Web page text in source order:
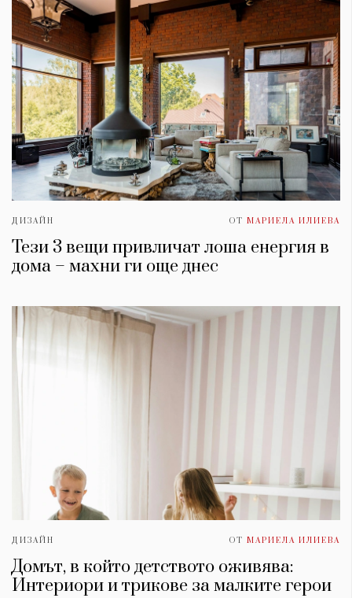
ДИЗАЙН ОТ МАРИЕЛА ИЛИЕВА
Тези 3 вещи привличат лоша енергия в
дома – махни ги още днес
ДИЗАЙН ОТ МАРИЕЛА ИЛИЕВА
Домът, в който детството оживява:
Интериори и трикове за малките герои